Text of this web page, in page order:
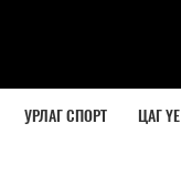
УРЛАГ СПОРТ ЦАГ ҮЕ